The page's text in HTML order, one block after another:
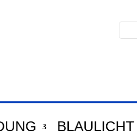
BLAULICHT